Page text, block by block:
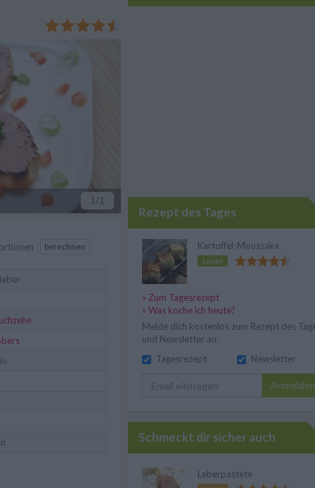
mit Portwein
Aromen.
1 /1
berechnen
Rezept des Tages
Kartoffel-Moussaka
Leicht
» Zum Tagesrezept
» Was koche ich heute?
Melde dich kostenlos zum Rezept des
und Newsletter an.
Tagesrezept
Newsletter
Anmelden
Schmeckt dir sicher auch
Leberpastete